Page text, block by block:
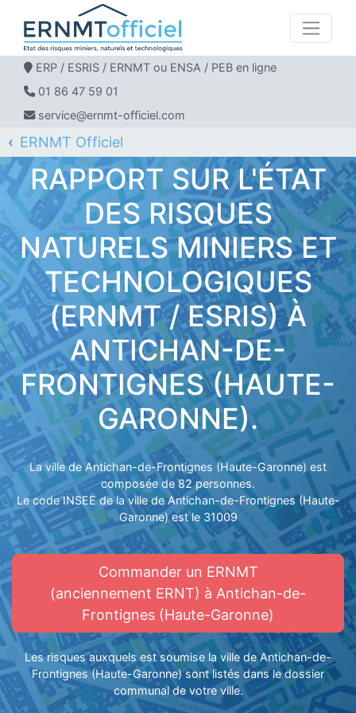
ERP / ESRIS / ERNMT ou ENSA / PEB en ligne
01 86 47 59 01
service@ernmt-officiel.com
ERNMT Officiel
ERP / ESRIS / ERNMT pour ANTICHAN-DE-FRONTIGNES
RAPPORT SUR L'ÉTAT
DES RISQUES
NATURELS MINIERS ET
TECHNOLOGIQUES
(ERNMT / ESRIS) À
ANTICHAN-DE-
FRONTIGNES (HAUTE-
GARONNE).
La ville de Antichan-de-Frontignes (Haute-Garonne) est
composée de 82 personnes.
Le code INSEE de la ville de Antichan-de-Frontignes (Haute-
Garonne) est le 31009
Commander un ERNMT
(anciennement ERNT) à Antichan-de-
Frontignes (Haute-Garonne)
Les risques auxquels est soumise la ville de Antichan-de-
Frontignes (Haute-Garonne) sont listés dans le dossier
communal de votre ville.